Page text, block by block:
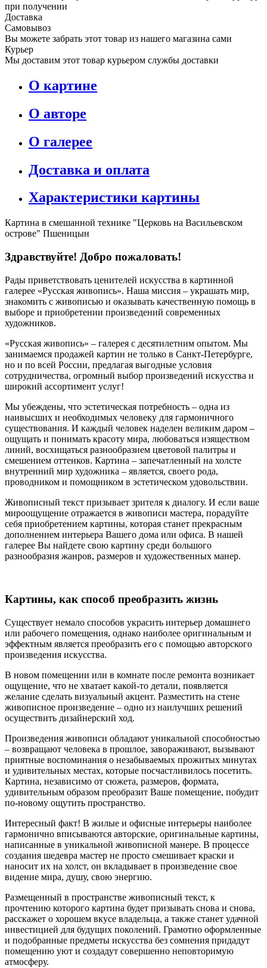
при получении
Доставка
Самовывоз
Вы можете забрать этот товар из нашего магазина сами
Курьер
Мы доставим этот товар курьером службы доставки
О картине
О авторе
О галерее
Доставка и оплата
Характеристики картины
Картина в смешанной технике "Церковь на Васильевском
острове" Пшеницын
Здравствуйте! Добро пожаловать!
Рады приветствовать ценителей искусства в картинной
галерее «Русская живопись». Наша миссия – украшать мир,
знакомить с живописью и оказывать качественную помощь в
выборе и приобретении произведений современных
художников.
«Русская живопись» – галерея c десятилетним опытом. Мы
занимаемся продажей картин не только в Санкт-Петербурге,
но и по всей России, предлагая выгодные условия
сотрудничества, огромный выбор произведений искусства и
широкий ассортимент услуг!
Мы убеждены, что эстетическая потребность – одна из
наивысших и необходимых человеку для гармоничного
существования. И каждый человек наделен великим даром –
ощущать и понимать красоту мира, любоваться изяществом
линий, восхищаться разнообразием цветовой палитры и
смешением оттенков. Картина – запечатленный на холсте
внутренний мир художника – является, своего рода,
проводником и помощником в эстетическом удовольствии.
Живописный текст призывает зрителя к диалогу. И если ваше
мироощущение отражается в живописи мастера, порадуйте
себя приобретением картины, которая станет прекрасным
дополнением интерьера Вашего дома или офиса. В нашей
галерее Вы найдете свою картину среди большого
разнообразия жанров, размеров и художественных манер.
Картины, как способ преобразить жизнь
Существует немало способов украсить интерьер домашнего
или рабочего помещения, однако наиболее оригинальным и
эффектным является преобразить его с помощью авторского
произведения искусства.
В новом помещении или в комнате после ремонта возникает
ощущение, что не хватает какой-то детали, появляется
желание сделать визуальный акцент. Разместить на стене
живописное произведение – одно из наилучших решений
осуществить дизайнерский ход.
Произведения живописи обладают уникальной способностью
– возвращают человека в прошлое, завораживают, вызывают
приятные воспоминания о незабываемых прожитых минутах
и удивительных местах, которые посчастливилось посетить.
Картина, независимо от сюжета, размеров, формата,
удивительным образом преобразит Ваше помещение, побудит
по-новому ощутить пространство.
Интересный факт! В жилые и офисные интерьеры наиболее
гармонично вписываются авторские, оригинальные картины,
написанные в уникальной живописной манере. В процессе
создания шедевра мастер не просто смешивает краски и
наносит их на холст, он вкладывает в произведение свое
видение мира, душу, свою энергию.
Размещенный в пространстве живописный текст, к
прочтению которого картина будет призывать снова и снова,
расскажет о хорошем вкусе владельца, а также станет удачной
инвестицией для будущих поколений. Грамотно оформленные
и подобранные предметы искусства без сомнения придадут
помещению уют и создадут совершенно неповторимую
атмосферу.